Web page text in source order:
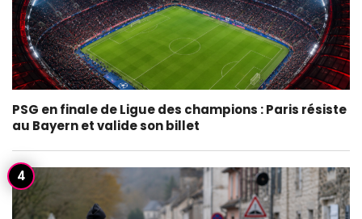
PSG en finale de Ligue des champions : Paris résiste
au Bayern et valide son billet